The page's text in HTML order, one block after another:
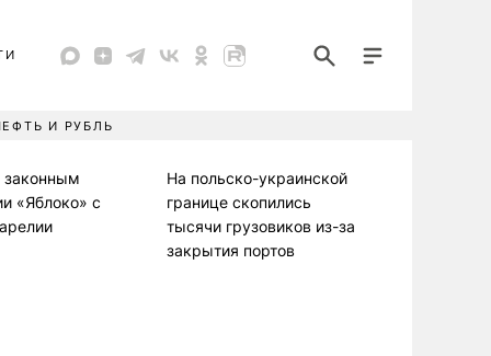
И РУБЛЬ
законным
«Яблоко» с
На польско-украинской
границе скопились
тысячи грузовиков из-за
закрытия портов